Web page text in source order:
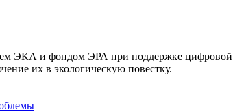
ЭКА и фондом ЭРА при поддержке
их в экологическую повестку.